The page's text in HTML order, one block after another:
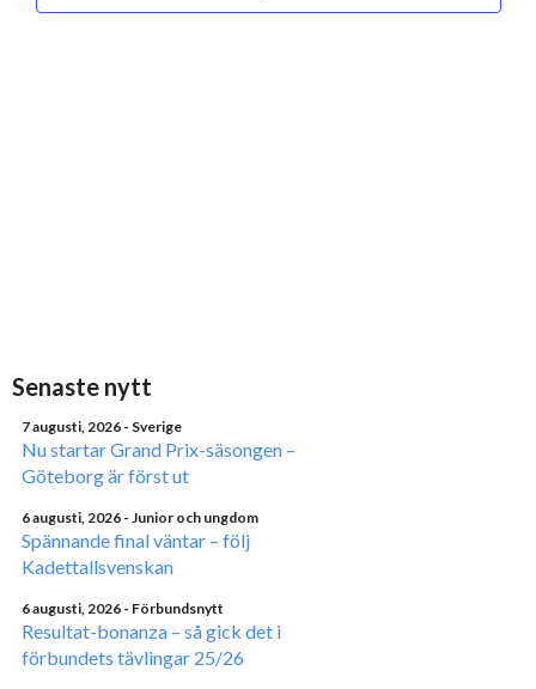
Senaste nytt
7 augusti, 2026 - Sverige
Nu startar Grand Prix-säsongen –
Göteborg är först ut
6 augusti, 2026 - Junior och ungdom
Spännande final väntar – följ
Kadettallsvenskan
6 augusti, 2026 - Förbundsnytt
Resultat-bonanza – så gick det i
förbundets tävlingar 25/26